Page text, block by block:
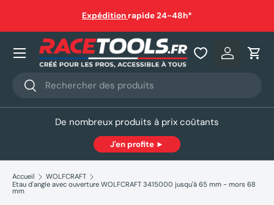
Aller au contenu
Expédition rapide 24-48h*
Recherche
Rechercher
Se
Nos produits
De nombreux produits à prix coûtants
J'en profite ►
Accueil
WOLFCRAFT
Etau d'angle avec ouverture WOLFCRAFT 3415000 jusqu'à 65 mm - mors 68
mm